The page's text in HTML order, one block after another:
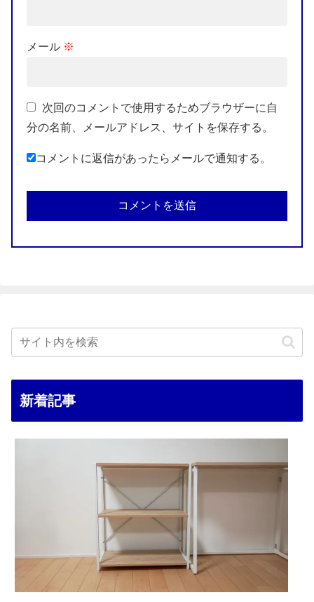
メール ※
次回のコメントで使用するためブラウザーに自
分の名前、メールアドレス、サイトを保存する。
コメントに返信があったらメールで通知する。
新着記事